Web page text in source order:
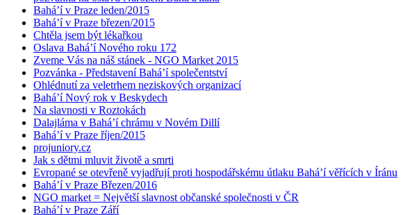
Bahá’í v Praze leden/2015
Bahá’í v Praze březen/2015
Chtěla jsem být lékařkou
Oslava Bahá’í Nového roku 172
Zveme Vás na náš stánek - NGO Market 2015
Pozvánka - Představení Bahá’í společentství
Ohlédnutí za veletrhem neziskových organizací
Bahá’í Nový rok v Beskydech
Na slavnosti v Roztokách
Dalajláma v Bahá’í chrámu v Novém Dillí
Bahá’í v Praze říjen/2015
projuniory.cz
Jak s dětmi mluvit životě a smrti
Evropané se otevřeně vyjadřují proti hospodářskému útlaku Bahá’í věřících v Íránu
Bahá’í v Praze Březen/2016
NGO market = Největší slavnost občanské společnosti v ČR
Bahá’í v Praze Září